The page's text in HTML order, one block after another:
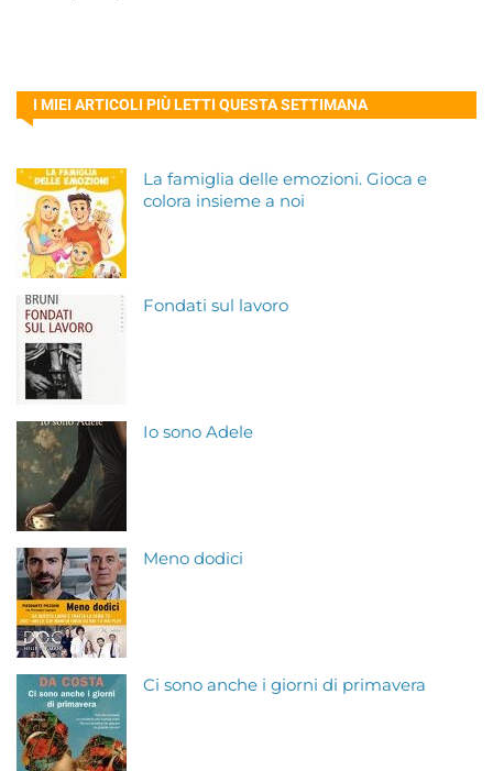
I MIEI ARTICOLI PIÙ LETTI QUESTA SETTIMANA
La famiglia delle emozioni. Gioca e
colora insieme a noi
Fondati sul lavoro
Io sono Adele
Meno dodici
Ci sono anche i giorni di primavera